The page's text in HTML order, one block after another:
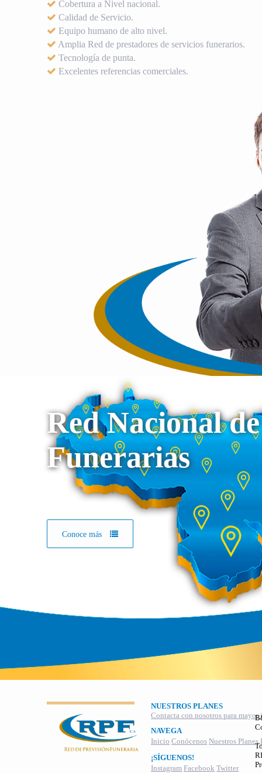
Cobertura a Nivel nacional.
Calidad de Servicio.
Equipo humano de alto nivel.
Amplia Red de prestadores de servicios funerarios.
Tecnología de punta.
Excelentes referencias comerciales.
Red Nacional de
Funerarias
Conoce más
NUESTROS PLANES
Contacta con nosotros para
NAVEGA
Inicio Conócenos Nuestros Planes
¡SÍGUENOS!
Instagram Facebook Twitter